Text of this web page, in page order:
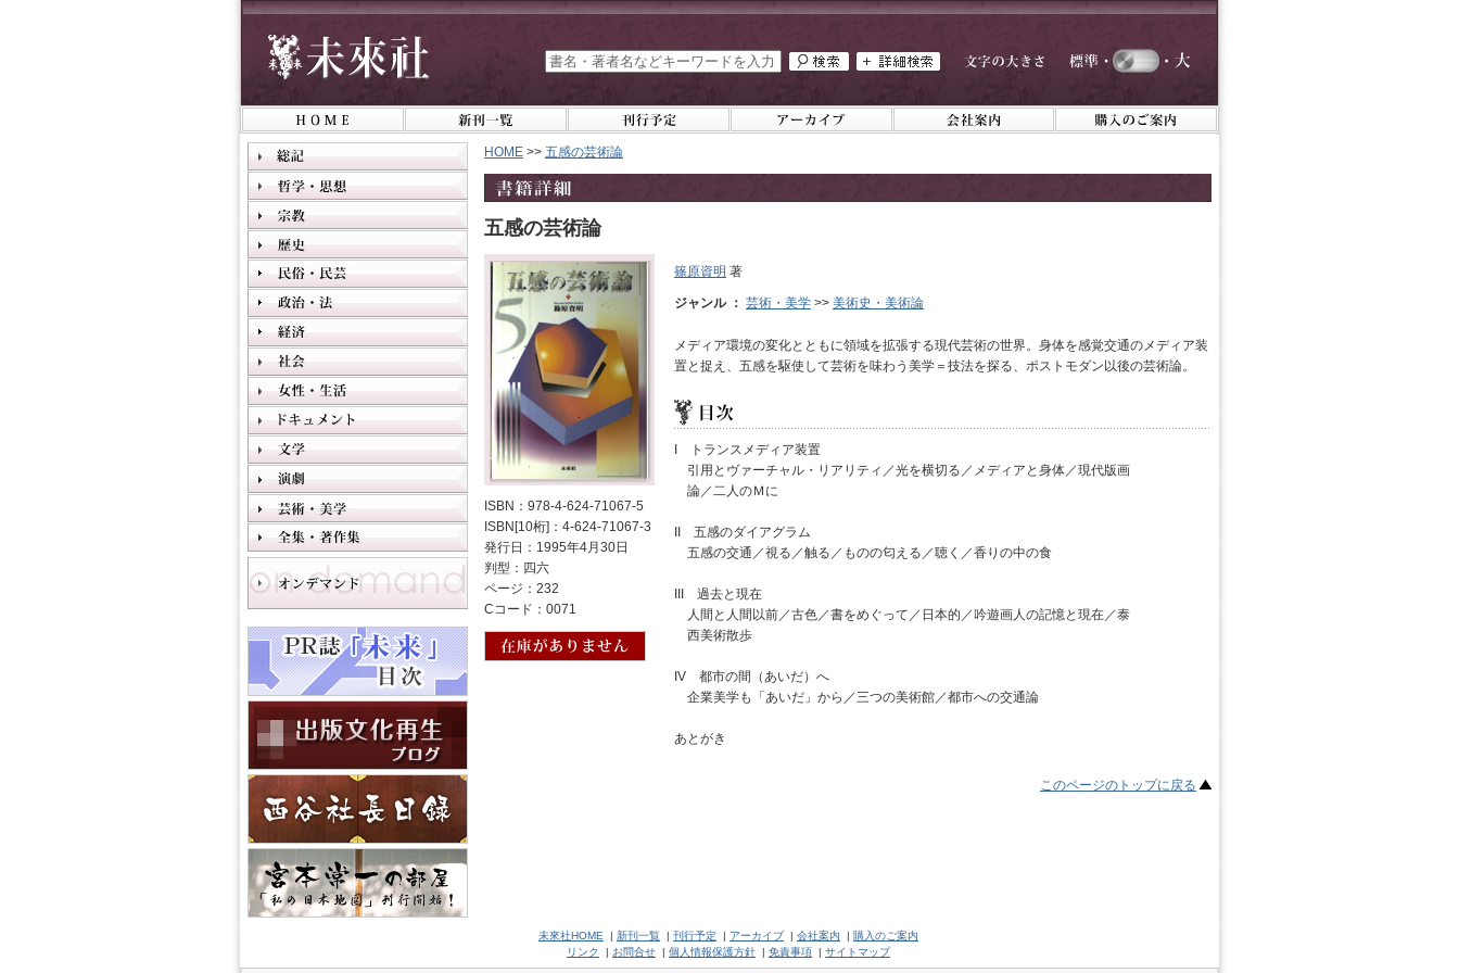
HOME >> 五感の芸術論
五感の芸術論
ISBN：978-4-624-71067-5
ISBN[10桁]：4-624-71067-3
発行日：1995年4月30日
判型：四六
ページ：232
Cコード：0071
篠原資明 著
ジャンル ： 芸術・美学 >> 美術史・美術論
メディア環境の変化とともに領域を拡張する現代芸術の世界。身体を感覚交通のメディア装
置と捉え、五感を駆使して芸術を味わう美学＝技法を探る、ポストモダン以後の芸術論。
I トランスメディア装置
引用とヴァーチャル・リアリティ／光を横切る／メディアと身体／現代版画
論／二人のＭに
II 五感のダイアグラム
五感の交通／視る／触る／ものの匂える／聴く／香りの中の食
III 過去と現在
人間と人間以前／古色／書をめぐって／日本的／吟遊画人の記憶と現在／泰
西美術散歩
IV 都市の間（あいだ）へ
企業美学も「あいだ」から／三つの美術館／都市への交通論
あとがき
このページのトップに戻る
未來社HOME | 新刊一覧 | 刊行予定 | アーカイブ | 会社案内 | 購入のご案内
リンク
| お問合せ | 個人情報保護方針 | 免責事項 | サイトマップ